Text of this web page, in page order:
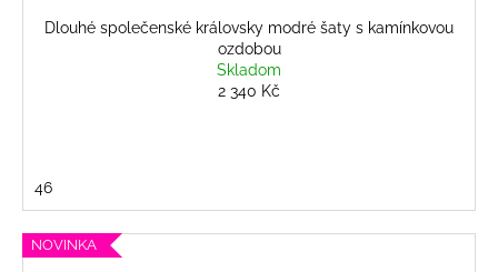
Dlouhé společenské královsky modré šaty s kamínkovou
ozdobou
Skladom
2 340 Kč
46
NOVINKA